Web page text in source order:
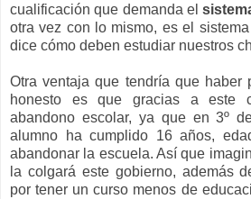
cualificación que demanda el
otra vez con lo mismo, es el
dice cómo deben estudiar nuestros
Otra ventaja que tendría que haber
honesto es que gracias a este
abandono escolar, ya que en 3º
alumno ha cumplido 16 años,
abandonar la escuela. Así que
la colgará este gobierno, además
por tener un curso menos de